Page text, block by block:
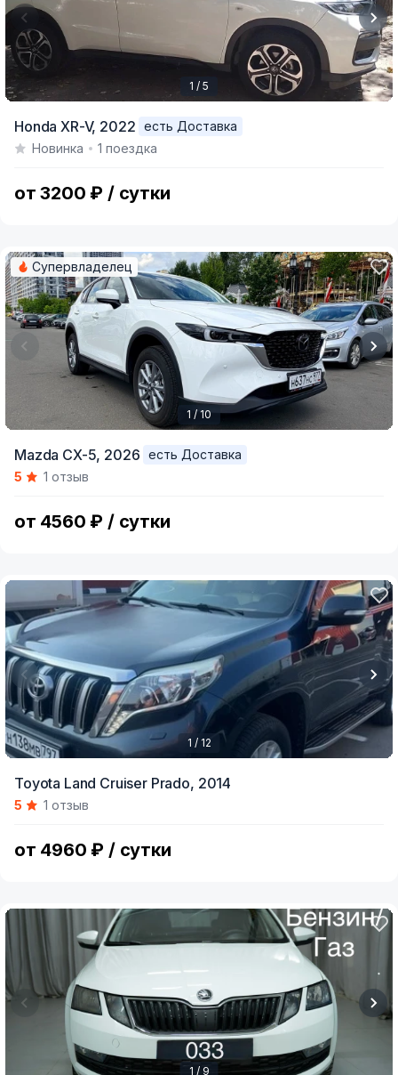
of
1 / 5
Honda XR-V, 2022
есть Доставка
Новинка
1 поездка
от 3200 ₽ / сутки
of
Супервладелец
1 / 10
Mazda CX-5, 2026
есть Доставка
5
1 отзыв
от 4560 ₽ / сутки
of
1 / 12
Toyota Land Cruiser Prado, 2014
5 1 отзыв
от 4960 ₽ / сутки
1 / 9